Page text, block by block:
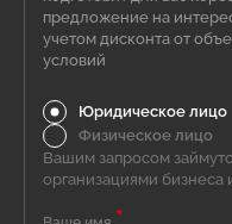
предложение на
учетом дисконта от
условий
Юридическое лицо
Физическое лицо
Вашим запросом
организациями бизнеса